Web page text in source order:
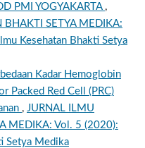
PMI YOGYAKARTA ,
BHAKTI SETYA MEDIKA:
Kesehatan Bhakti Setya
Kadar Hemoglobin
Packed Red Cell (PRC)
, JURNAL ILMU
MEDIKA: Vol. 5 (2020):
Setya Medika